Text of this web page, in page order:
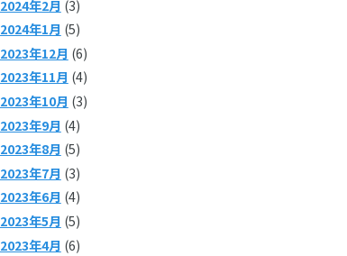
2024年2月 (3)
2024年1月 (5)
2023年12月 (6)
2023年11月 (4)
2023年10月 (3)
2023年9月 (4)
2023年8月 (5)
2023年7月 (3)
2023年6月 (4)
2023年5月 (5)
2023年4月 (6)